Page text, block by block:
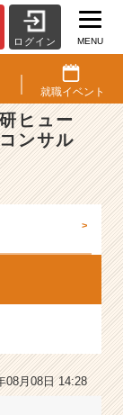
ログイン MENU
就職イベント
ヒュー
ンサル
>
08月08日 14:28